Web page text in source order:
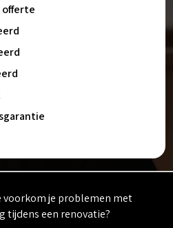
offerte
voorkom je problemen met
tijdens een renovatie?